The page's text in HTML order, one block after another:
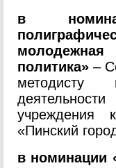
в
политика» –
методисту
учреждения
«Пинский
в номинации